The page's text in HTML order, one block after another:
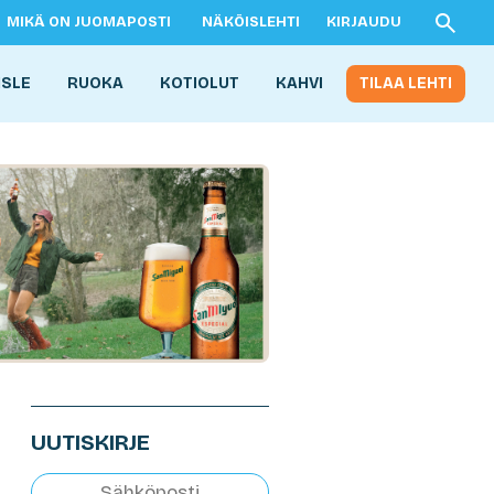
MIKÄ ON JUOMAPOSTI NÄKÖISLEHTI KIRJAUDU
RUOKA KOTIOLUT KAHVI TILAA LEHTI
UUTISKIRJE